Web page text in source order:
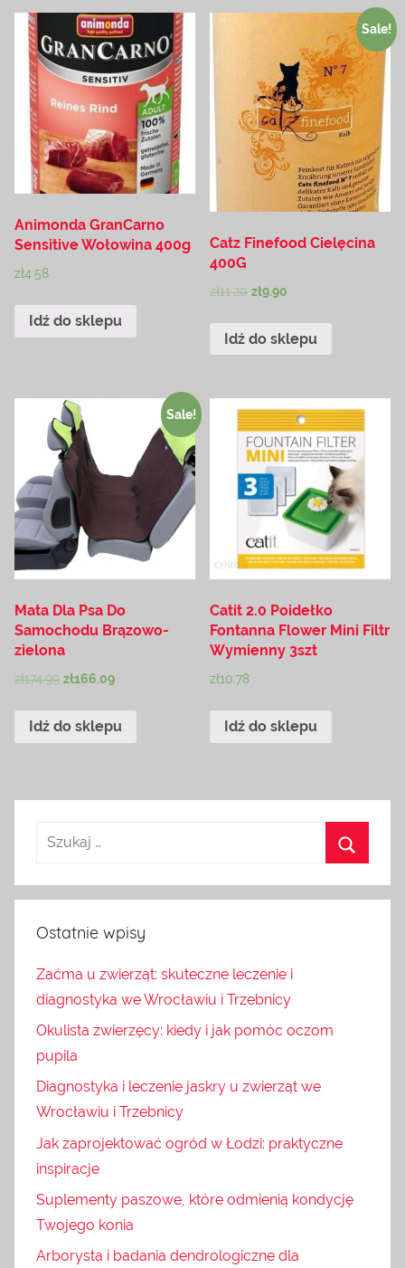
Animonda GranCarno
Sensitive Wołowina 400g
zł4.58
Idź do sklepu
Sale!
Catz Finefood Cielęcina
400G
zł11.20 zł9.90
Idź do sklepu
Sale!
Mata Dla Psa Do
Samochodu Brązowo-
zielona
zł174.99 zł166.09
Idź do sklepu
Catit 2.0 Poidełko
Fontanna Flower Mini Filtr
Wymienny 3szt
zł10.78
Idź do sklepu
Ostatnie wpisy
Zaćma u zwierząt: skuteczne leczenie i
diagnostyka we Wrocławiu i Trzebnicy
Okulista zwierzęcy: kiedy i jak pomóc oczom
pupila
Diagnostyka i leczenie jaskry u zwierząt we
Wrocławiu i Trzebnicy
Jak zaprojektować ogród w Łodzi: praktyczne
inspiracje
Suplementy paszowe, które odmienią kondycję
Twojego konia
Arborysta i badania dendrologiczne dla